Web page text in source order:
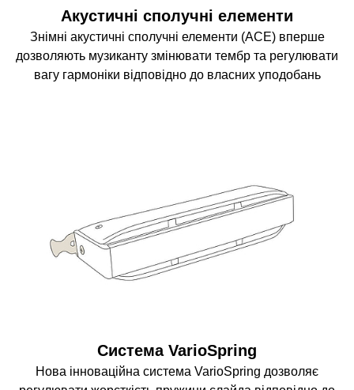
Акустичні сполучні елементи
Знімні акустичні сполучні елементи (АСЕ) вперше
дозволяють музиканту змінювати тембр та регулювати
вагу гармоніки відповідно до власних уподобань
Система VarioSpring
Нова інноваційна система VarioSpring дозволяє